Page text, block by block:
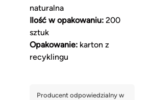
naturalna
Ilość w opakowaniu:200
sztuk
Opakowanie:karton z
recyklingu